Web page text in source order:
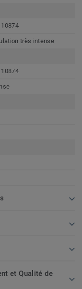
10874
très intense
10874
et Qualité de